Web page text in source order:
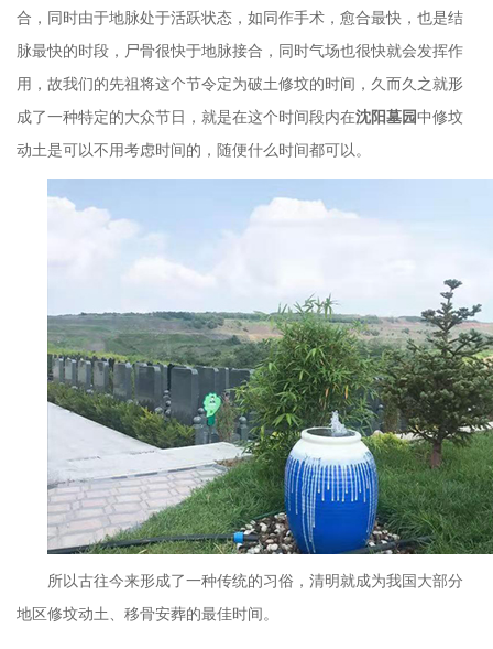
合，同时由于地脉处于活跃状态，如同作手术，愈合最快，也是结
脉最快的时段，尸骨很快于地脉接合，同时气场也很快就会发挥作
用，故我们的先祖将这个节令定为破土修坟的时间，久而久之就形
成了一种特定的大众节日，就是在这个时间段内在沈阳墓园中修坟
动土是可以不用考虑时间的，随便什么时间都可以。
所以古往今来形成了一种传统的习俗，清明就成为我国大部分
地区修坟动土、移骨安葬的最佳时间。